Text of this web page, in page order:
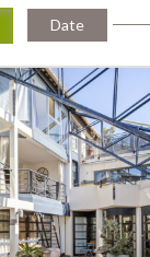
Date